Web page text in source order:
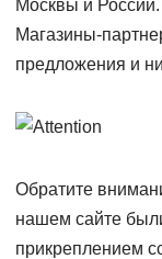
Москвы и
Магазины-
предложения и
Обратите
нашем сайте
прикреплением